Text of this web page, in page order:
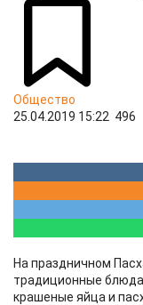
Общество
25.04.2019 15:22 496
На праздничном
традиционные блюда
крашеные яйца и